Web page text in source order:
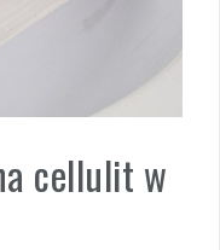
cellulit w